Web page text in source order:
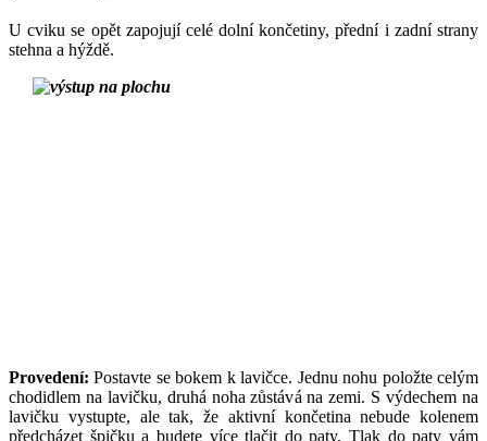
U cviku se opět zapojují celé dolní končetiny, přední i zadní strany
stehna a hýždě.
Provedení: Postavte se bokem k lavičce. Jednu nohu položte celým
chodidlem na lavičku, druhá noha zůstává na zemi. S výdechem na
lavičku vystupte, ale tak, že aktivní končetina nebude kolenem
předcházet špičku a budete více tlačit do paty. Tlak do paty vám